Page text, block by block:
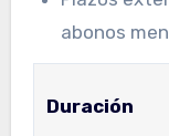
abonos
Duración